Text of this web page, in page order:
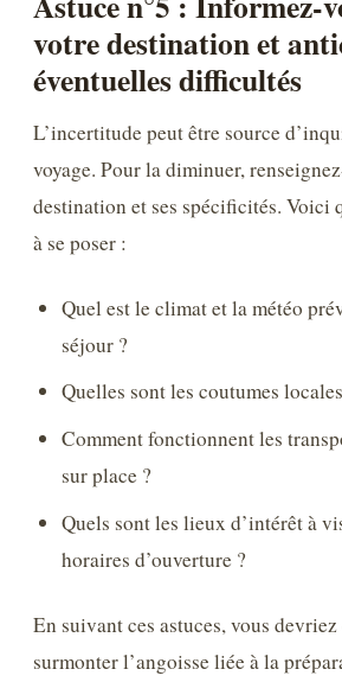
votre destination et
éventuelles difficultés
L’incertitude peut être source
voyage. Pour la diminuer,
destination et ses spécificités. Voici
à se poser :
Quel est le climat et la météo
séjour ?
Quelles sont les coutumes
Comment fonctionnent les
sur place ?
Quels sont les lieux d’intérêt à
horaires d’ouverture ?
En suivant ces astuces, vous devriez
surmonter l’angoisse liée à la